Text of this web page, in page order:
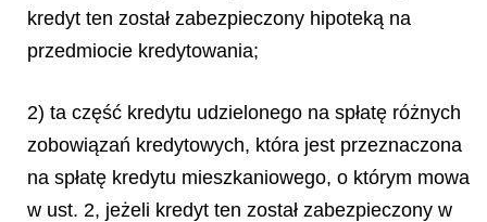
kredyt ten został zabezpieczony hipoteką na
przedmiocie kredytowania;
2) ta część kredytu udzielonego na spłatę różnych
zobowiązań kredytowych, która jest przeznaczona
na spłatę kredytu mieszkaniowego, o którym mowa
w ust. 2, jeżeli kredyt ten został zabezpieczony w